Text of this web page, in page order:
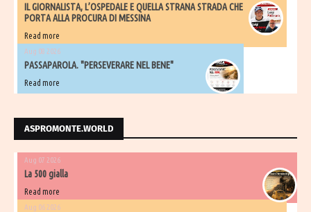
IL GIORNALISTA, L’OSPEDALE E QUELLA STRANA STRADA CHE
PORTA ALLA PROCURA DI MESSINA
Read more
Aug 08 2026
PASSAPAROLA. "PERSEVERARE NEL BENE"
Read more
ASPROMONTE.WORLD
Aug 07 2026
La 500 gialla
Read more
Aug 06 2026